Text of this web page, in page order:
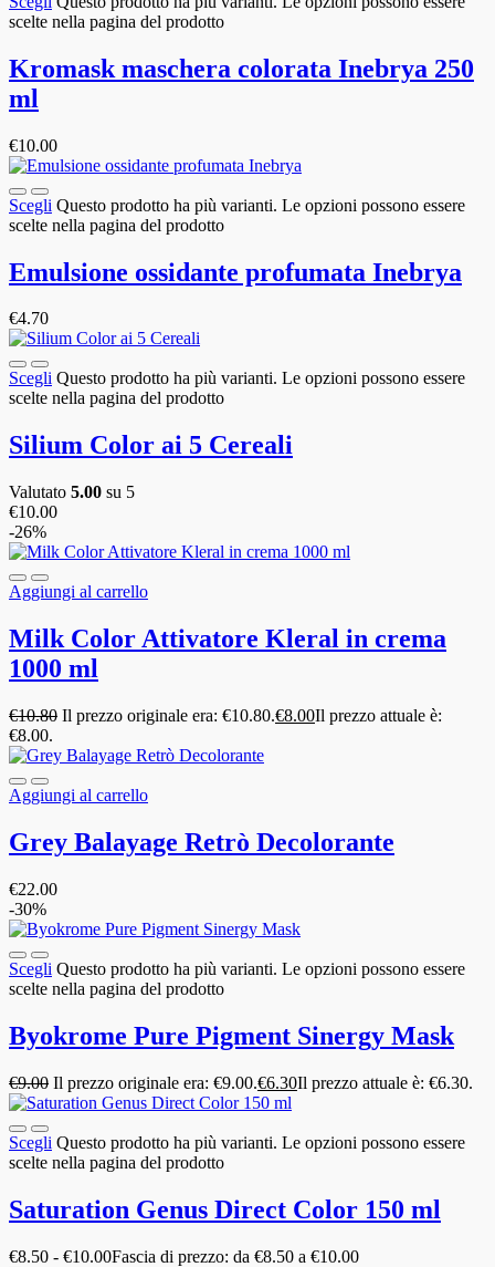
scelte nella pagina del prodotto
Kromask maschera colorata Inebrya 250
ml
€10.00
Scegli Questo prodotto ha più varianti. Le opzioni possono essere
scelte nella pagina del prodotto
Emulsione ossidante profumata Inebrya
€4.70
Scegli Questo prodotto ha più varianti. Le opzioni possono essere
scelte nella pagina del prodotto
Silium Color ai 5 Cereali
Valutato 5.00 su 5
€10.00
-26%
Aggiungi al carrello
Milk Color Attivatore Kleral in crema
1000 ml
€10.80 Il prezzo originale era: €10.80.€8.00Il prezzo attuale è:
€8.00.
Aggiungi al carrello
Grey Balayage Retrò Decolorante
€22.00
-30%
Scegli Questo prodotto ha più varianti. Le opzioni possono essere
scelte nella pagina del prodotto
Byokrome Pure Pigment Sinergy Mask
€9.00 Il prezzo originale era: €9.00.€6.30Il prezzo attuale è: €6.30.
Scegli Questo prodotto ha più varianti. Le opzioni possono essere
scelte nella pagina del prodotto
Saturation Genus Direct Color 150 ml
€8.50 - €10.00Fascia di prezzo: da €8.50 a €10.00